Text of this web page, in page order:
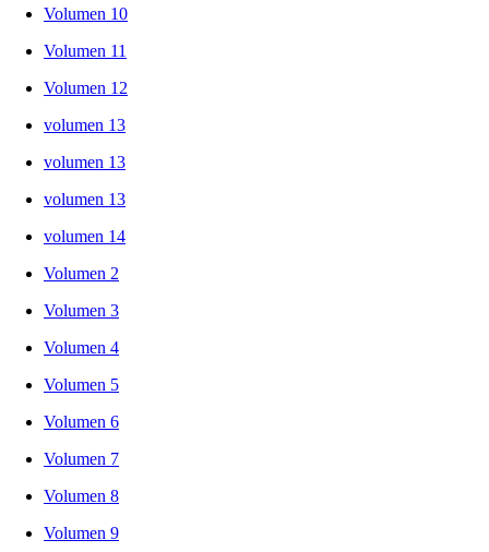
Volumen 10
Volumen 11
Volumen 12
volumen 13
volumen 13
volumen 13
volumen 14
Volumen 2
Volumen 3
Volumen 4
Volumen 5
Volumen 6
Volumen 7
Volumen 8
Volumen 9